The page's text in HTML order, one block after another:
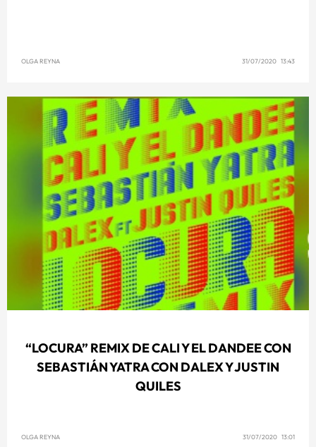
OLGA REYNA 31/07/2020 13:43
“LOCURA” REMIX DE CALI Y EL DANDEE CON
SEBASTIÁN YATRA CON DALEX Y JUSTIN
QUILES
OLGA REYNA 31/07/2020 13:01